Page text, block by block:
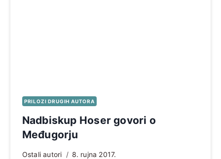
PRILOZI DRUGIH AUTORA
Nadbiskup Hoser govori o
Međugorju
Ostali autori 8. rujna 2017.